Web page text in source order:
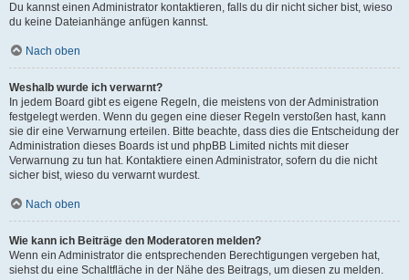
Du kannst einen Administrator kontaktieren, falls du dir nicht sicher bist, wieso
du keine Dateianhänge anfügen kannst.
Nach oben
Weshalb wurde ich verwarnt?
In jedem Board gibt es eigene Regeln, die meistens von der Administration
festgelegt werden. Wenn du gegen eine dieser Regeln verstoßen hast, kann
sie dir eine Verwarnung erteilen. Bitte beachte, dass dies die Entscheidung der
Administration dieses Boards ist und phpBB Limited nichts mit dieser
Verwarnung zu tun hat. Kontaktiere einen Administrator, sofern du die nicht
sicher bist, wieso du verwarnt wurdest.
Nach oben
Wie kann ich Beiträge den Moderatoren melden?
Wenn ein Administrator die entsprechenden Berechtigungen vergeben hat,
siehst du eine Schaltfläche in der Nähe des Beitrags, um diesen zu melden.